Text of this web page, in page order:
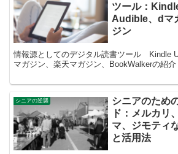
ツール：
Audible、dマ
ジン
情報源としてのデジタル読書ツール Kindle
マガジン、楽天マガジン、BookWalkerの紹介
シニアの逆襲
シニアのため
ド：メルカリ
マ、ジモティ
と活用法